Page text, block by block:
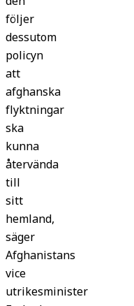
följer
dessutom
policyn
att
afghanska
flyktningar
ska
kunna
återvända
till
sitt
hemland,
säger
Afghanistans
vice
utrikesminister